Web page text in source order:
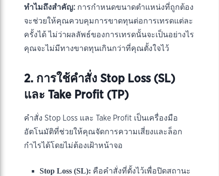
ทำไมถึงสำคัญ: การกำหนดขนาดตำแหน่งที่ถูกต้อง
จะช่วยให้คุณควบคุมการขาดทุนต่อการเทรดแต่ละ
ครั้งได้ ไม่ว่าผลลัพธ์ของการเทรดนั้นจะเป็นอย่างไร
คุณจะไม่มีทางขาดทุนเกินกว่าที่คุณตั้งใจไว้
2. การใช้คำสั่ง Stop Loss (SL)
และ Take Profit (TP)
คำสั่ง Stop Loss และ Take Profit เป็นเครื่องมือ
อัตโนมัติที่ช่วยให้คุณจัดการความเสี่ยงและล็อก
กำไรได้โดยไม่ต้องเฝ้าหน้าจอ
Stop Loss (SL): คือคำสั่งที่ตั้งไว้เพื่อปิดสถานะ